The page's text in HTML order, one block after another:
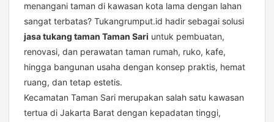
menangani taman di kawasan kota lama dengan lahan
sangat terbatas? Tukangrumput.id hadir sebagai solusi
jasa tukang taman Taman Sari untuk pembuatan,
renovasi, dan perawatan taman rumah, ruko, kafe,
hingga bangunan usaha dengan konsep praktis, hemat
ruang, dan tetap estetis.
Kecamatan Taman Sari merupakan salah satu kawasan
tertua di Jakarta Barat dengan kepadatan tinggi,